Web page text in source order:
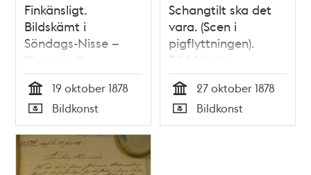
Finkänsligt.
Bildskämt i
Söndags-Nisse –
Illustreradt
Veckoblad för
Skämt, Humor och
Satir, nr 41, den 13
oktober 1878
Tid
19 oktober 1878
Typ
Bildkonst
Schangtilt ska det
vara. (Scen i
pigflyttningen).
Bildskämt i
Söndags-Nisse –
Illustreradt
Veckoblad för
Skämt, Humor och
Tid
27 oktober 1878
Typ
Bildkonst